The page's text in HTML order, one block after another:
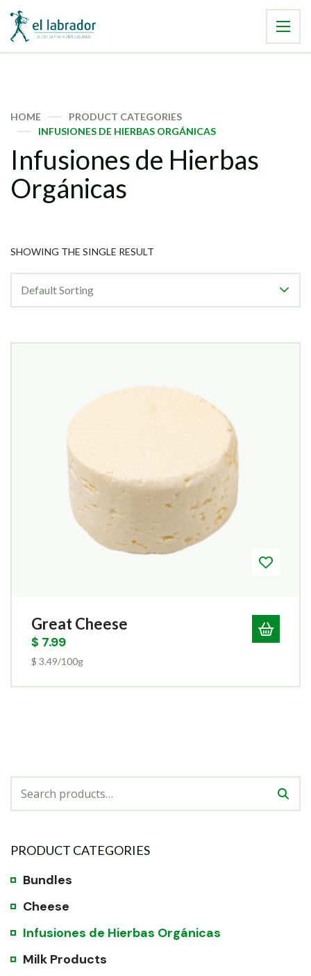
HOME
PRODUCT CATEGORIES
INFUSIONES DE HIERBAS ORGÁNICAS
Infusiones de Hierbas
Orgánicas
SHOWING THE SINGLE RESULT
Default Sorting
Great Cheese
$ 7.99
$ 3.49/100g
PRODUCT CATEGORIES
Bundles
Cheese
Infusiones de Hierbas Orgánicas
Milk Products